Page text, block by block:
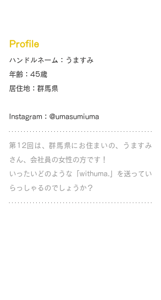
Profile
ハンドルネーム：うますみ
年齢：45歳
居住地：群馬県
Instagram：@umasumiuma
第12回は、群馬県にお住まいの、うますみ
さん、会社員の女性の方です！
いったいどのような「withuma.」を送ってい
らっしゃるのでしょうか？